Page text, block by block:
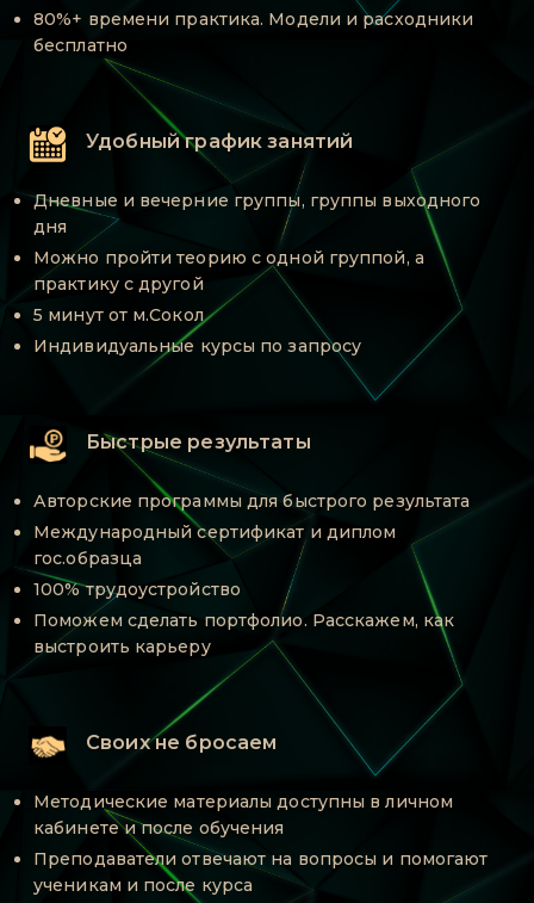
80%+ времени практика. Модели и расходники
бесплатно
Удобный график занятий
Дневные и вечерние группы, группы выходного
дня
Можно пройти теорию с одной группой, а
практику с другой
5 минут от м.Сокол
Индивидуальные курсы по запросу
Быстрые результаты
Авторские программы для быстрого результата
Международный сертификат и диплом
гос.образца
100% трудоустройство
Поможем сделать портфолио. Расскажем, как
выстроить карьеру
Своих не бросаем
Методические материалы доступны в личном
кабинете и после обучения
Преподаватели отвечают на вопросы и помогают
ученикам и после курса